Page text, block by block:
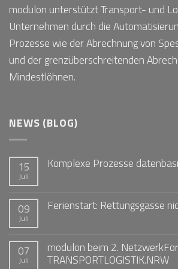
modulon unterstützt Transport- und
Unternehmen durch die
Prozesse wie der Abrechnung von
und der grenzüberschreitenden
Mindestlöhnen.
NEWS (BLOG)
15
Juli
Komplexe Prozesse
09
Juli
Ferienstart: Rettungsgasse
07
Juli
modulon beim 2.
TRANSPORTLOGISTIK.NRW